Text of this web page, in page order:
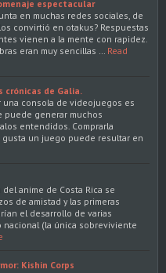
espectacular
en muchas redes sociales, de
convirtió en otakus? Respuestas
vienen a la mente con rapidez.
eran muy sencillas …
Read
crónicas de Galia.
una consola de videojuegos es
generar muchos
entendidos. Comprarla
un juego puede resultar en
anime de Costa Rica se
de amistad y las primeras
el desarrollo de varias
nacional (la única sobreviviente
Kishin Corps